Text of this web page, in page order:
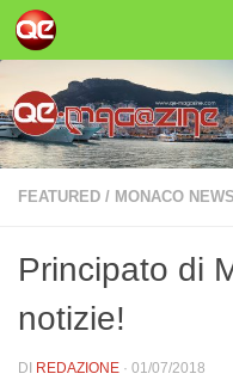
Salta al contenuto
FEATURED / MONACO NEWS
Principato di
notizie!
DI REDAZIONE · 01/07/2018